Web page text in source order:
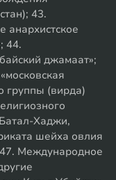
43.
анархистское
44.
джамаат»;
группы (вирда)
Хаджи,
шейха овлия
Международное